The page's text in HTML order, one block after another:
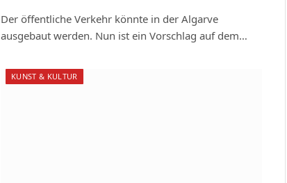
Der öffentliche Verkehr könnte in der Algarve
ausgebaut werden. Nun ist ein Vorschlag auf dem…
KUNST & KULTUR